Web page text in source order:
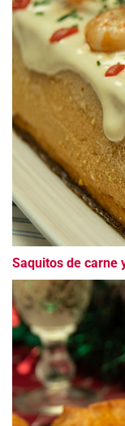
Saquitos de carne